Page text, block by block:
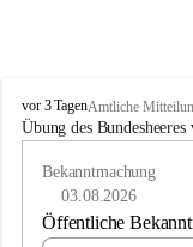
B
u
vor 3 TagenAmtliche
Übung des
Bekanntmachung
03.08.2026
Öffentliche